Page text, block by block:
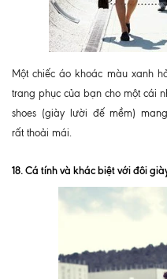
Một chiếc áo khoác màu xanh
trang phục của bạn cho một cái
shoes (giày lười đế mềm)
rất thoải mái.
18. Cá tính và khác biệt với đôi